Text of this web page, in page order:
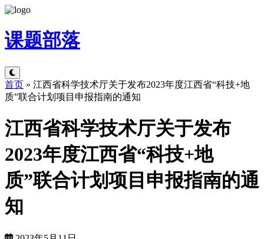
课题部落
首页 » 江西省科学技术厅关于发布2023年度江西省“科技+地
质”联合计划项目申报指南的通知
江西省科学技术厅关于发布
2023年度江西省“科技+地
质”联合计划项目申报指南的通
知